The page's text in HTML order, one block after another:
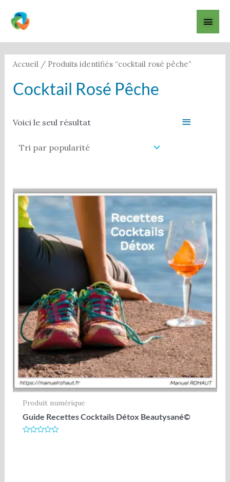
contenu
Accueil/ Produits identifiés “cocktail rosé pêche”
Cocktail Rosé Pêche
Voici le seul résultat
Produit numérique
Guide Recettes Cocktails Détox Beautysané©